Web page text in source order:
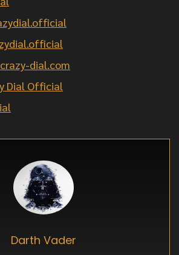
dial.com
Dial Official
Darth Vader